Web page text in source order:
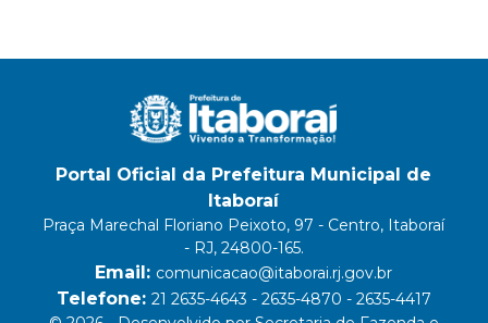
Portal Oficial da Prefeitura Municipal de
Itaboraí
Praça Marechal Floriano Peixoto, 97 - Centro, Itaboraí
- RJ, 24800-165.
Email: comunicacao@itaborai.rj.gov.br
Telefone: 21 2635-4643 - 2635-4870 - 2635-4417